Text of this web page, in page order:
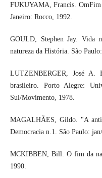
FUKUYAMA, Francis.
Janeiro: Rocco, 1992.
GOULD, Stephen Jay. Vida
natureza da História. São
LUTZENBERGER, José A.
brasileiro. Porto Alegre:
Sul/Movimento, 1978.
MAGALHÃES, Gildo. "A
Democracia n.1. São Paulo:
MCKIBBEN, Bill. O fim da
1990.